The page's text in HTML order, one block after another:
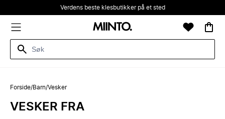
Verdens beste klesbutikker på et sted
Forside/Barn/Vesker
VESKER FRA